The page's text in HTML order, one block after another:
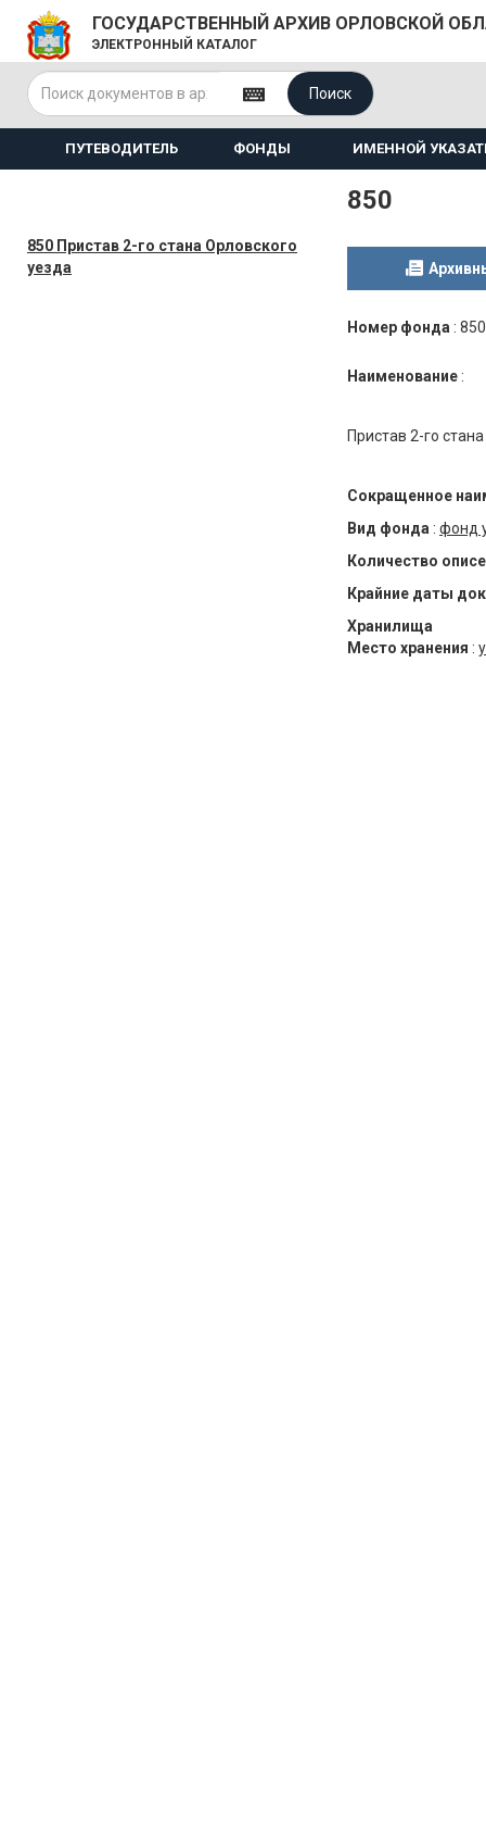
ГОСУДАРСТВЕННЫЙ АРХИВ ОРЛОВСКОЙ
ЭЛЕКТРОННЫЙ КАТАЛОГ
Поиск
ПУТЕВОДИТЕЛЬ ФОНДЫ ИМЕННОЙ
850 Пристав 2-го стана Орловского
уезда
850
Номер фонда : 850
Наименование :
Пристав 2-го
Сокращенное
Вид фонда : фонд
Количество
Крайние даты
Хранилища
Место хранения :